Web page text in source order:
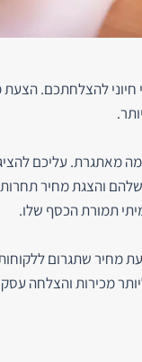
להצלחתכם. הצעת
מאתגרת. עליכם
והצגת מחיר
תמורת הכסף שלו.
מחיר שתגרום
מכירות והצלחה